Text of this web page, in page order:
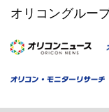
オリコングルー